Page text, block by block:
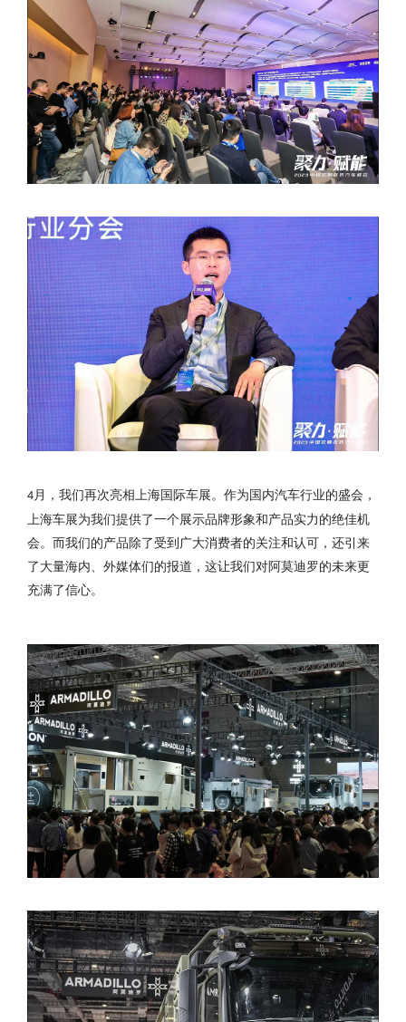
4 月，我们再次亮相上海国际车展。作为国内汽车行业的盛会，
上海车展为我们提供了一个展示品牌形象和产品实力的绝佳机
会。而我们的产品除了受到广大消费者的关注和认可，还引来
了大量海内、外媒体们的报道，这让我们对阿莫迪罗的未来更
充满了信心。